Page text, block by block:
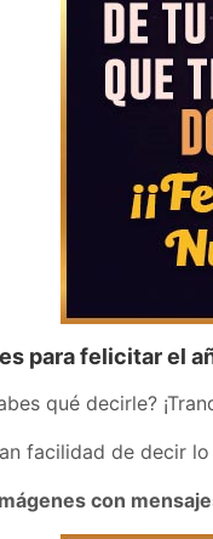
para felicitar el
qué decirle?
facilidad de decir
con